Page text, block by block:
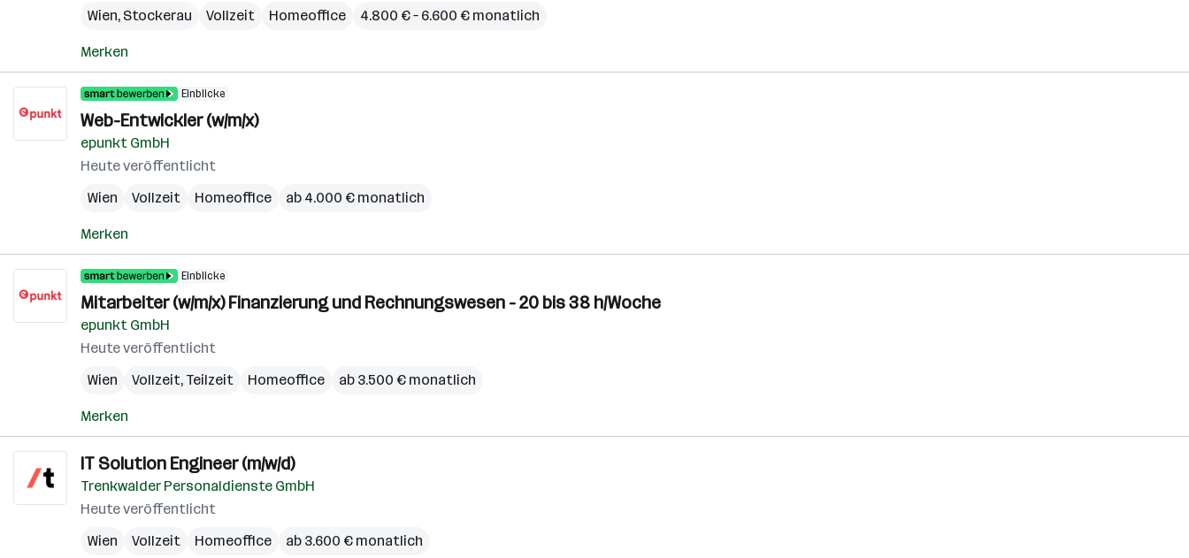
Wien, Stockerau Vollzeit Homeoffice 4.800 € – 6.600 € monatlich
Merken
Einblicke
Web-Entwickler (w/m/x)
epunkt GmbH
Heute veröffentlicht
Wien
Vollzeit Homeoffice ab 4.000 € monatlich
Merken
Einblicke
Mitarbeiter (w/m/x) Finanzierung und Rechnungswesen - 20 bis 38 h/Woche
epunkt GmbH
Heute veröffentlicht
Wien
Vollzeit, Teilzeit Homeoffice ab 3.500 € monatlich
Merken
IT Solution Engineer (m/w/d)
Trenkwalder Personaldienste GmbH
Heute veröffentlicht
Wien
Vollzeit Homeoffice ab 3.600 € monatlich